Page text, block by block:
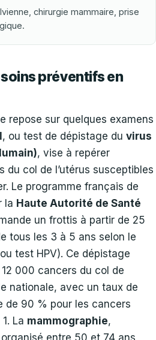
chirurgie mammaire, prise
préventifs en
repose sur quelques examens
, ou test de dépistage du virus
, vise à repérer
du col de l’utérus susceptibles
Le programme français de
la Haute Autorité de Santé
un frottis à partir de 25
tous les 3 à 5 ans selon le
test HPV). Ce dépistage
000 cancers du col de
nationale, avec un taux de
de 90 % pour les cancers
La mammographie,
entre 50 et 74 ans,